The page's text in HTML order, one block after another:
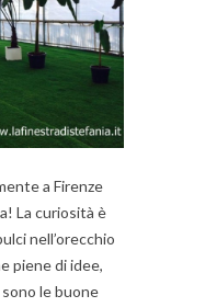
a Firenze
La curiosità è
nell’orecchio
piene di idee,
le buone